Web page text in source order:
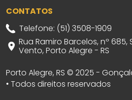
CONTATOS
Telefone: (51) 3508-1909
Rua Ramiro Barcelos, nº 685,
Vento, Porto Alegre - RS
Porto Alegre, RS © 2025 -
• Todos direitos reservados